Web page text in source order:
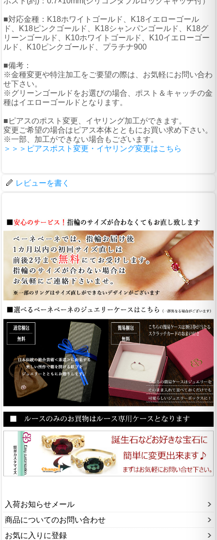
■対応金種：K18ホワイトゴールド、K18イエローゴール
ド、K18ピンクゴールド、K18シャンパンゴールド、K18グ
リーンゴールド、K10ホワイトゴールド、K10イエローゴー
ルド、K10ピンクゴールド、プラチナ900
■備考：
※金種変更や特注加工をご要望の際は、お気軽にお問い合わ
せ下さい。
※グリーンゴールドをお選びの場合、ポスト＆キャッチの金
種はイエローゴールドとなります。
■ピアスのポスト変更、イヤリング加工ができます。
変更ご希望の場合はピアス本体とともにお買い求め下さい。
※一部、加工ができない場合もございます。
＞＞＞ピアスポスト変更・イヤリング変更はこちら
レビューを書く
入荷お知らせメール
商品についてのお問い合わせ
お気に入りに登録